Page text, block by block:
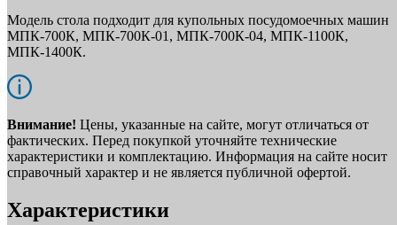
Модель стола подходит для купольных посудомоечных машин
МПК-700К, МПК-700К-01, МПК-700К-04, МПК-1100К,
МПК-1400К.
Внимание! Цены, указанные на сайте, могут отличаться от
фактических. Перед покупкой уточняйте технические
характеристики и комплектацию. Информация на сайте носит
справочный характер и не является публичной офертой.
Характеристики